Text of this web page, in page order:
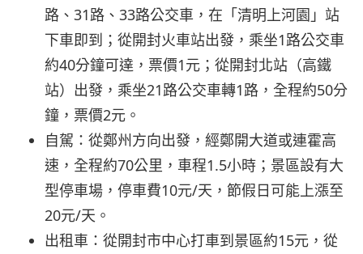
路、31路、33路公交車，在「清明上河園」站
下車即到；從開封火車站出發，乘坐1路公交車
約40分鐘可達，票價1元；從開封北站（高鐵
站）出發，乘坐21路公交車轉1路，全程約50分
鐘，票價2元。
自駕：從鄭州方向出發，經鄭開大道或連霍高
速，全程約70公里，車程1.5小時；景區設有大
型停車場，停車費10元/天，節假日可能上漲至
20元/天。
出租車：從開封市中心打車到景區約15元，從